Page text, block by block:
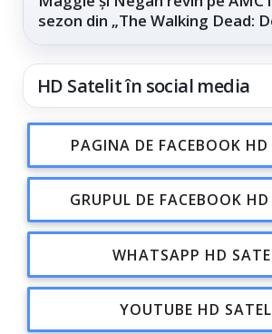
sezon din „The Walking Dead:
HD Satelit în social media
PAGINA DE FACEBOOK
GRUPUL DE FACEBOOK
WHATSAPP HD
YOUTUBE HD